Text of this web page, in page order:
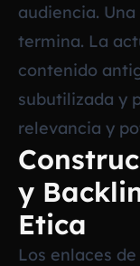
audiencia.
termina. La
contenido
subutilizada y
relevancia y
y
Etica
Los enlaces